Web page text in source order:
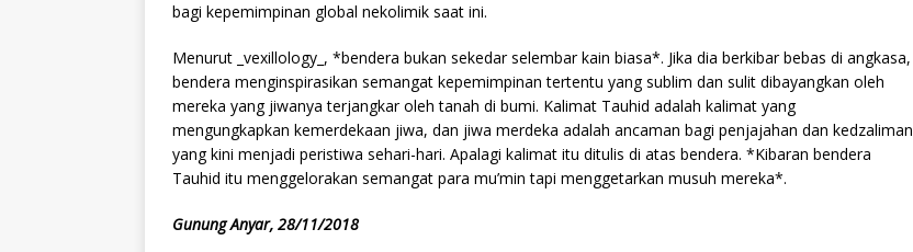
bagi kepemimpinan global nekolimik saat ini.
Menurut _vexillology_, *bendera bukan sekedar selembar kain biasa*. Jika dia berkibar bebas di angkasa,
bendera menginspirasikan semangat kepemimpinan tertentu yang sublim dan sulit dibayangkan oleh
mereka yang jiwanya terjangkar oleh tanah di bumi. Kalimat Tauhid adalah kalimat yang
mengungkapkan kemerdekaan jiwa, dan jiwa merdeka adalah ancaman bagi penjajahan dan kedzaliman
yang kini menjadi peristiwa sehari-hari. Apalagi kalimat itu ditulis di atas bendera. *Kibaran bendera
Tauhid itu menggelorakan semangat para mu’min tapi menggetarkan musuh mereka*.
Gunung Anyar, 28/11/2018